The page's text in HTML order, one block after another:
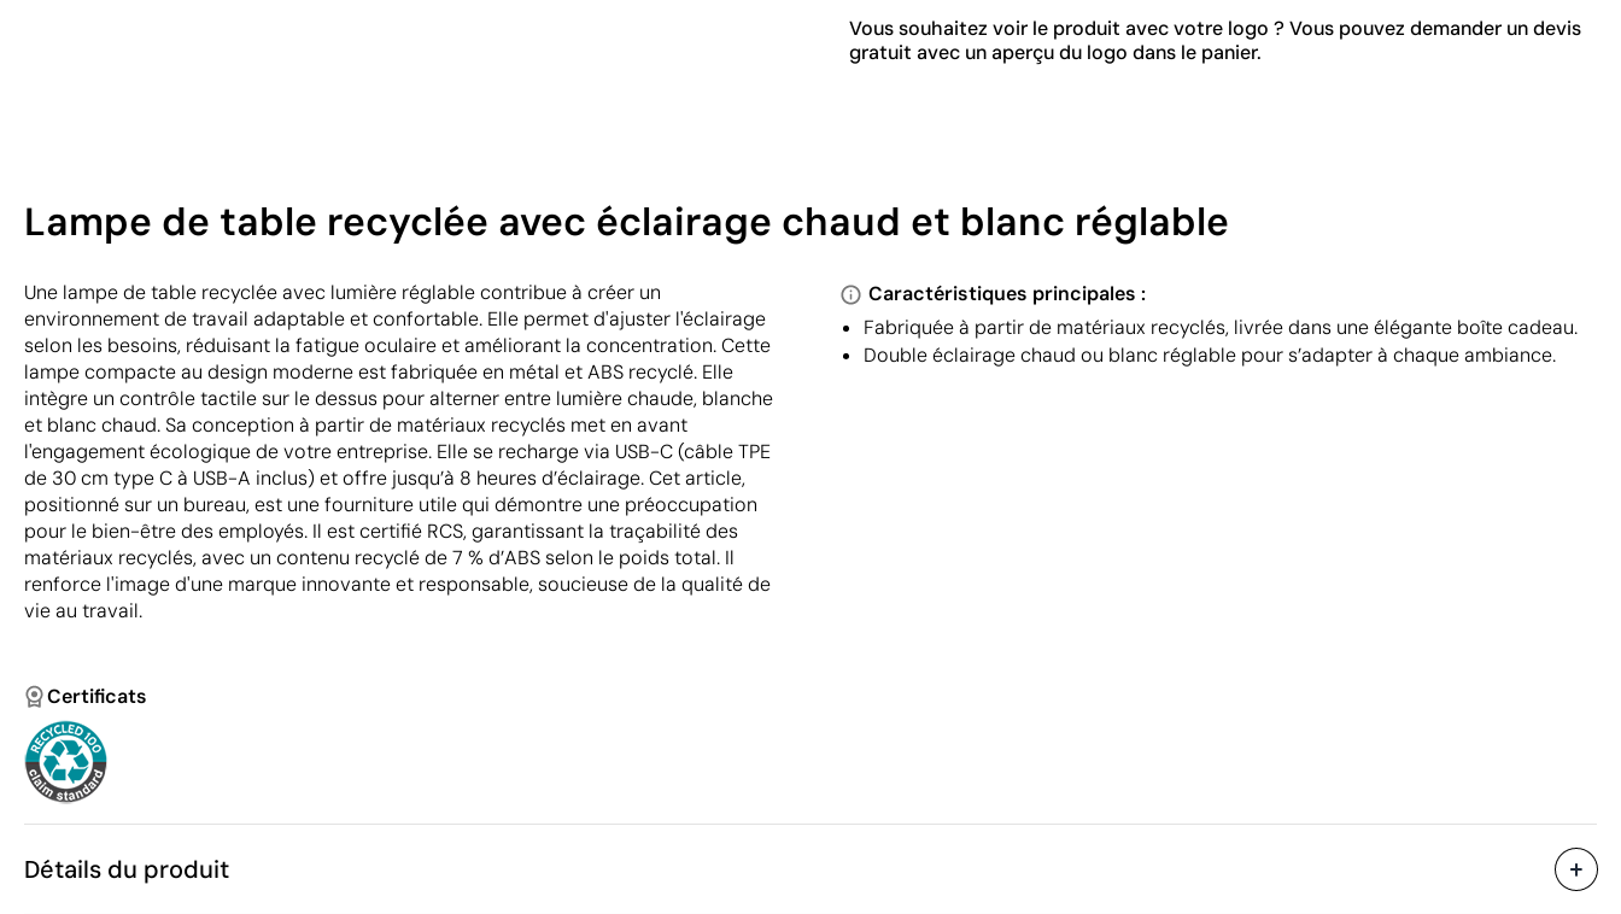
Vous souhaitez voir le produit avec votre logo ? Vous pouvez demander un devis
gratuit avec un aperçu du logo dans le panier.
Lampe de table recyclée avec éclairage chaud et blanc réglable
Une lampe de table recyclée avec lumière réglable contribue à créer un
environnement de travail adaptable et confortable. Elle permet d'ajuster l'éclairage
selon les besoins, réduisant la fatigue oculaire et améliorant la concentration. Cette
lampe compacte au design moderne est fabriquée en métal et ABS recyclé. Elle
intègre un contrôle tactile sur le dessus pour alterner entre lumière chaude, blanche
et blanc chaud. Sa conception à partir de matériaux recyclés met en avant
l'engagement écologique de votre entreprise. Elle se recharge via USB-C (câble TPE
de 30 cm type C à USB-A inclus) et offre jusqu’à 8 heures d’éclairage. Cet article,
positionné sur un bureau, est une fourniture utile qui démontre une préoccupation
pour le bien-être des employés. Il est certifié RCS, garantissant la traçabilité des
matériaux recyclés, avec un contenu recyclé de 7 % d’ABS selon le poids total. Il
renforce l'image d'une marque innovante et responsable, soucieuse de la qualité de
vie au travail.
Caractéristiques principales :
Fabriquée à partir de matériaux recyclés, livrée dans une élégante boîte cadeau.
Double éclairage chaud ou blanc réglable pour s’adapter à chaque ambiance.
Certificats
Détails du produit